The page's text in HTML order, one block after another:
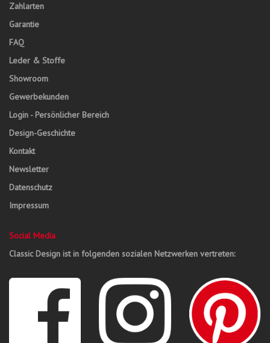
Zahlarten
Garantie
FAQ
Leder & Stoffe
Showroom
Gewerbekunden
Login - Persönlicher Bereich
Design-Geschichte
Kontakt
Newsletter
Datenschutz
Impressum
Social Media
Classic Design ist in folgenden sozialen Netzwerken vertreten: